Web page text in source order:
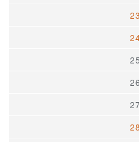
23
25
26
28